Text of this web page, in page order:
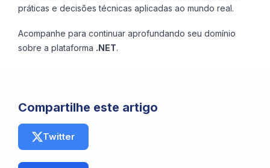
práticas e decisões técnicas aplicadas ao mundo real.
Acompanhe para continuar aprofundando seu domínio
sobre a plataforma .NET.
Compartilhe este artigo
Twitter